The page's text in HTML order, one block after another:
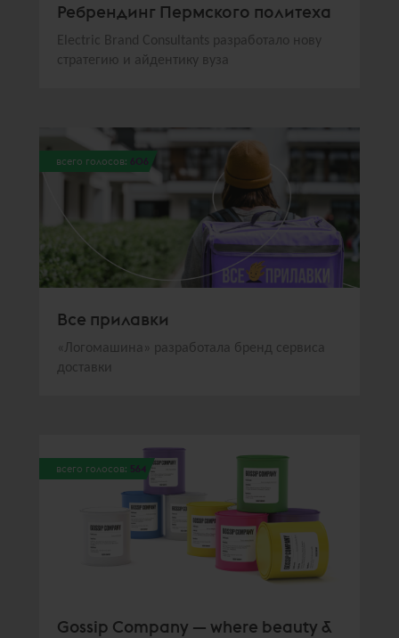
Ребрендинг Пермского политеха
Electric Brand Consultants разработало нову
стратегию и айдентику вуза
всего голосов: 606
Все прилавки
«Логомашина» разработала бренд сервиса
доставки
всего голосов: 564
Gossip Company — where beauty &